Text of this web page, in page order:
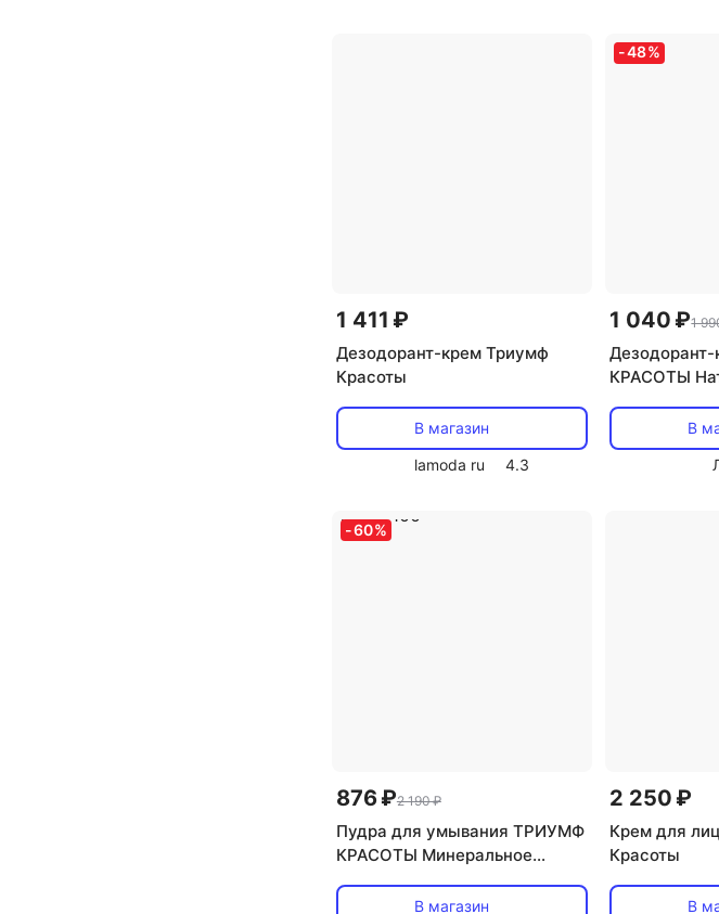
1 411 ₽
Дезодорант-крем Триумф
Красоты
В магазин
lamoda ru
4.3
-48%
1 040 ₽1
КРАСОТЫ
Лаванда 60
В
-60%
876 ₽2 190 ₽
Пудра для умывания ТРИУМФ
КРАСОТЫ Минеральное
проблемной кожи 100
В магазин
2 250 ₽
Крем для
Красоты
В